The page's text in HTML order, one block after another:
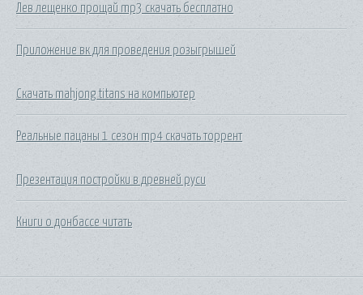
Лев лещенко прощай mp3 скачать бесплатно
Приложение вк для проведения розыгрышей
Скачать mahjong titans на компьютер
Реальные пацаны 1 сезон mp4 скачать торрент
Презентация постройки в древней руси
Книги о донбассе читать